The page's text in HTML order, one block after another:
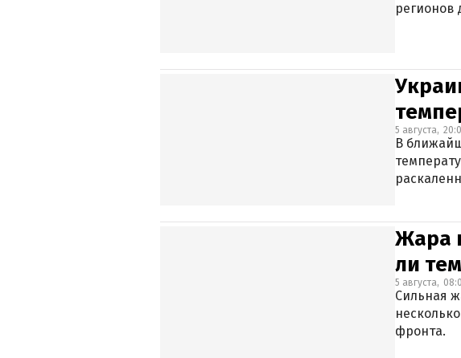
регионов
5 августа,
В
Жара
ли
5 августа,
Сильная
фронта.